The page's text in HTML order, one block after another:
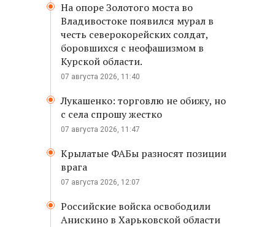
На опоре Золотого моста во
Владивостоке появился мурал в
честь северокорейских солдат,
боровшихся с неофашизмом в
Курской области.
07 августа 2026, 11:40
Лукашенко: торговлю не обижу, но
с села спрошу жестко
07 августа 2026, 11:47
Крылатые ФАБы разносят позиции
врага
07 августа 2026, 12:07
Российские войска освободили
Анискино в Харьковской области